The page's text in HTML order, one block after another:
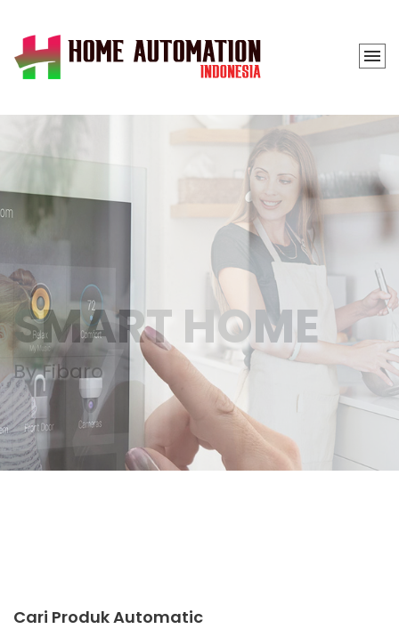
SMART HOME
By Fibaro
INTRODUCING
CHIME
Cari Produk Automatic